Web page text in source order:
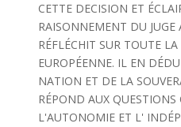
CETTE DECISION ET
RAISONNEMENT DU
RÉFLÉCHIT SUR TOUTE
EUROPÉENNE. IL EN
NATION ET DE LA
RÉPOND AUX QUESTIONS
L'AUTONOMIE ET L'